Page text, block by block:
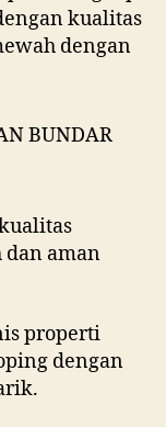
kualitas
dengan
dan aman
properti
dengan